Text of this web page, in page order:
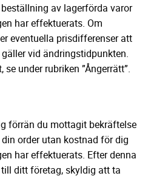
av lagerförda varor
har effektuerats. Om
eventuella prisdifferenser att
vid ändringstidpunkten.
under rubriken ”Ångerrätt”.
förrän du mottagit bekräftelse
order utan kostnad för dig
har effektuerats. Efter denna
ditt företag, skyldig att ta